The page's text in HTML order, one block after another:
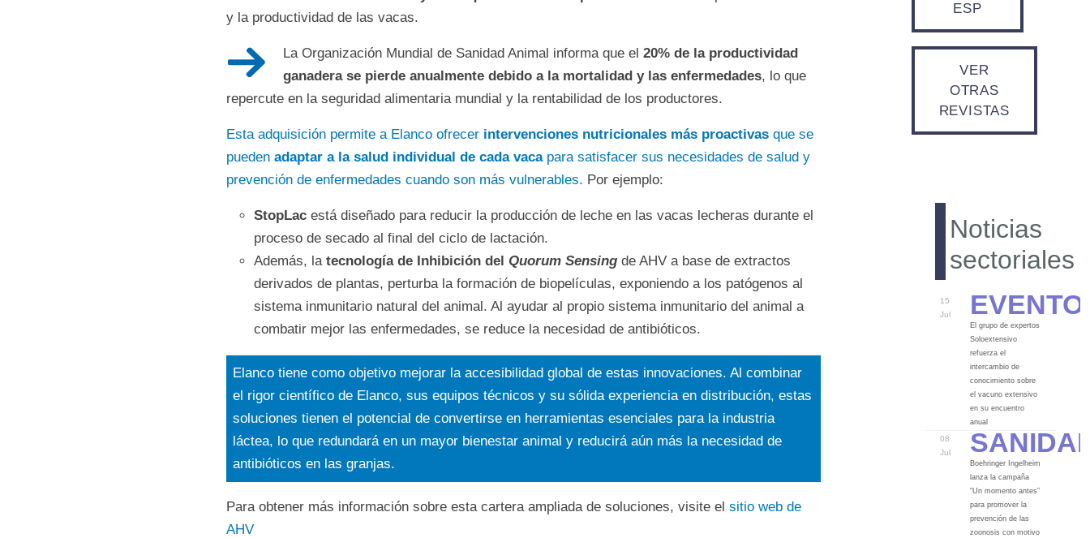
y la productividad de las vacas.
La Organización Mundial de Sanidad Animal informa que el 20% de la productividad
ganadera se pierde anualmente debido a la mortalidad y las enfermedades, lo que
repercute en la seguridad alimentaria mundial y la rentabilidad de los productores.
Esta adquisición permite a Elanco ofrecer intervenciones nutricionales más proactivasque se
pueden adaptar a la salud individual de cada vacapara satisfacer sus necesidades de salud y
prevención de enfermedades cuando son más vulnerables. Por ejemplo:
StopLacestá diseñado para reducir la producción de leche en las vacas lecheras durante el
proceso de secado al final del ciclo de lactación.
Además, latecnología de Inhibición del Quorum Sensing de AHV a base de extractos
derivados de plantas, perturba la formación de biopelículas, exponiendo a los patógenos al
sistema inmunitario natural del animal. Al ayudar al propio sistema inmunitario del animal a
combatir mejor las enfermedades, se reduce la necesidad de antibióticos.
Elanco tiene como objetivo mejorar la accesibilidad global de estas innovaciones. Al combinar
el rigor científico de Elanco, sus equipos técnicos y su sólida experiencia en distribución, estas
soluciones tienen el potencial de convertirse en herramientas esenciales para la industria
láctea, lo que redundará en un mayor bienestar animal y reducirá aún más la necesidad de
antibióticos en las granjas.
Para obtener más información sobre esta cartera ampliada de soluciones, visite el sitio web de
AHV
ESP
VER
OTRAS
REVISTAS
Noticias
sectoriales
15
Jul
El grupo de expertos
Soloextensivo
refuerza el
intercambio de
conocimiento sobre
el vacuno extensivo
en su encuentro
anual
08
Jul
Boehringer Ingelheim
lanza la campaña
“Un momento antes”
para promover la
prevención de las
zoonosis con motivo